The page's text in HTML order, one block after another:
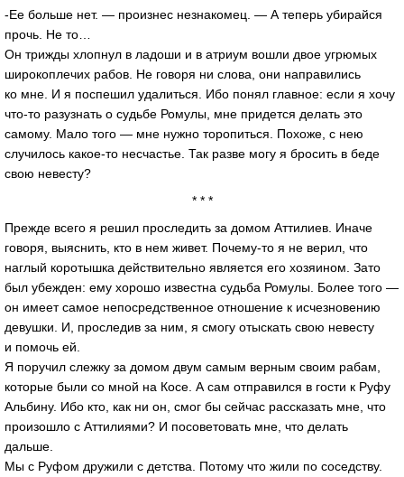
-Ее больше нет. — произнес незнакомец. — А теперь убирайся
прочь. Не то…
Он трижды хлопнул в ладоши и в атриум вошли двое угрюмых
широкоплечих рабов. Не говоря ни слова, они направились
ко мне. И я поспешил удалиться. Ибо понял главное: если я хочу
что-то разузнать о судьбе Ромулы, мне придется делать это
самому. Мало того — мне нужно торопиться. Похоже, с нею
случилось какое-то несчастье. Так разве могу я бросить в беде
свою невесту?
* * *
Прежде всего я решил проследить за домом Аттилиев. Иначе
говоря, выяснить, кто в нем живет. Почему-то я не верил, что
наглый коротышка действительно является его хозяином. Зато
был убежден: ему хорошо известна судьба Ромулы. Более того —
он имеет самое непосредственное отношение к исчезновению
девушки. И, проследив за ним, я смогу отыскать свою невесту
и помочь ей.
Я поручил слежку за домом двум самым верным своим рабам,
которые были со мной на Косе. А сам отправился в гости к Руфу
Альбину. Ибо кто, как ни он, смог бы сейчас рассказать мне, что
произошло с Аттилиями? И посоветовать мне, что делать
дальше.
Мы с Руфом дружили с детства. Потому что жили по соседству.